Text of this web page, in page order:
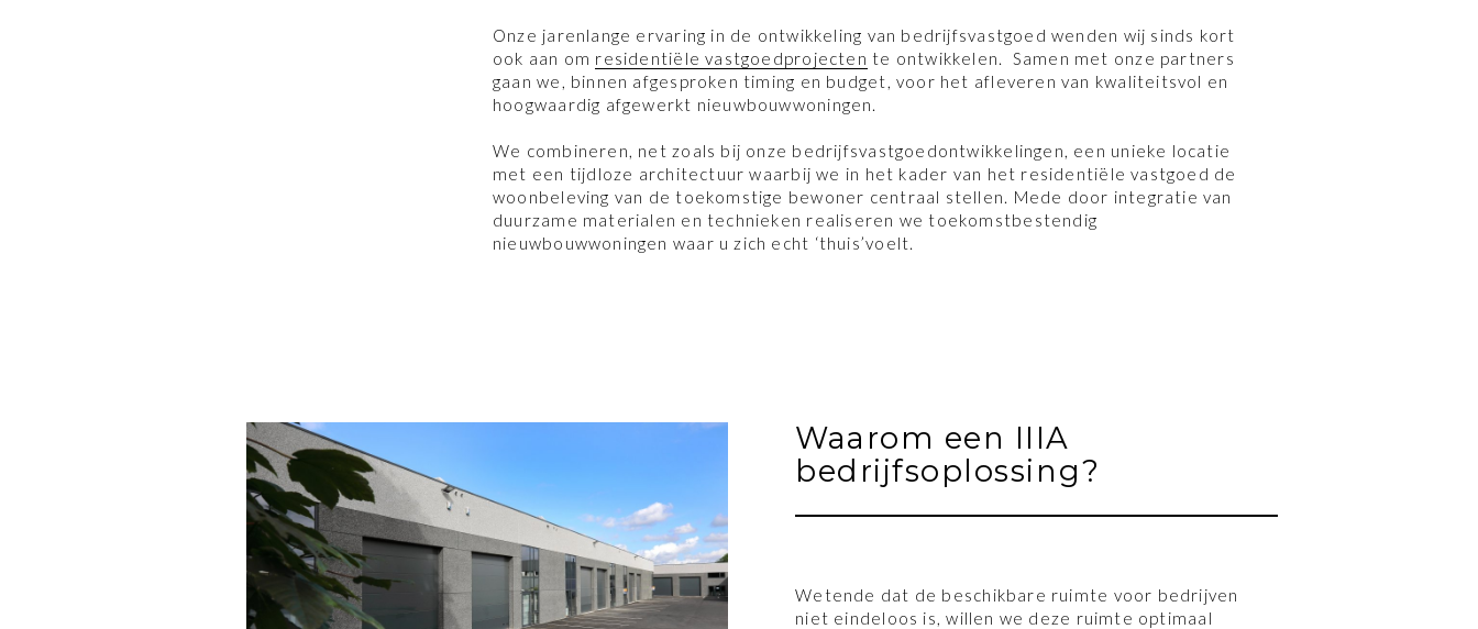
Onze jarenlange ervaring in de ontwikkeling van bedrijfsvastgoed wenden wij sinds kort
ook aan om residentiële vastgoedprojecten te ontwikkelen. Samen met onze partners
gaan we, binnen afgesproken timing en budget, voor het afleveren van kwaliteitsvol en
hoogwaardig afgewerkt nieuwbouwwoningen.
We combineren, net zoals bij onze bedrijfsvastgoedontwikkelingen, een unieke locatie
met een tijdloze architectuur waarbij we in het kader van het residentiële vastgoed de
woonbeleving van de toekomstige bewoner centraal stellen. Mede door integratie van
duurzame materialen en technieken realiseren we toekomstbestendig
nieuwbouwwoningen waar u zich echt ‘thuis’voelt.
Waarom een IIIA
bedrijfsoplossing?
Wetende dat de beschikbare ruimte voor bedrijven
niet eindeloos is, willen we deze ruimte optimaal